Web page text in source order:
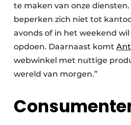
te maken van onze
beperken zich niet tot
avonds of in het weekend
opdoen. Daarnaast komt
webwinkel met nuttige
wereld van morgen.”